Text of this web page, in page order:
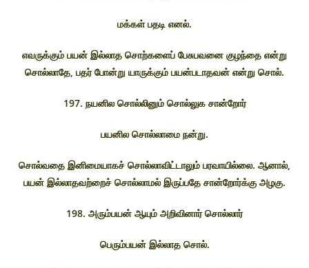
மக்கள் பதடி எனல்.
எவருக்கும் பயன் இல்லாத சொற்களைப் பேசுபவனை குழந்தை என்று
சொல்லாதே, பதர் போன்று யாருக்கும் பயன்படாதவன் என்று சொல்.
197. நயனில சொல்லினும் சொல்லுக சான்றோர்
பயனில சொல்லாமை நன்று.
சொல்வதை இனிமையாகச் சொல்லாவிட்டாலும் பரவாயில்லை. ஆனால்,
பயன் இல்லாதவற்றைச் சொல்லாமல் இருப்பதே சான்றோர்க்கு அழகு.
198. அரும்பயன் ஆயும் அறிவினார் சொல்லார்
பெரும்பயன் இல்லாத சொல்.